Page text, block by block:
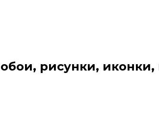
рисунки, иконки,